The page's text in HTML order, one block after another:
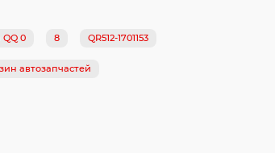
0 8 QR512-1701153
автозапчастей